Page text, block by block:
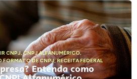
CNPJ,CNPJ ALFANUMÉRICO,
FORMATO DE CNPJ,RECEITA FEDERAL
Entenda como